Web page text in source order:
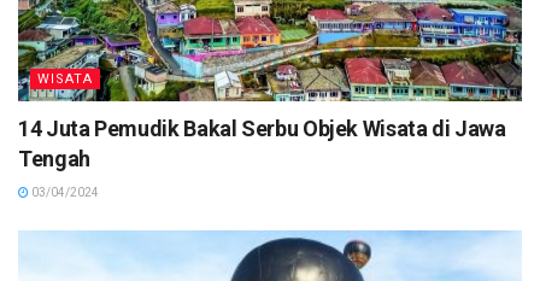
WISATA
14 Juta Pemudik Bakal Serbu Objek Wisata di Jawa
Tengah
03/04/2024